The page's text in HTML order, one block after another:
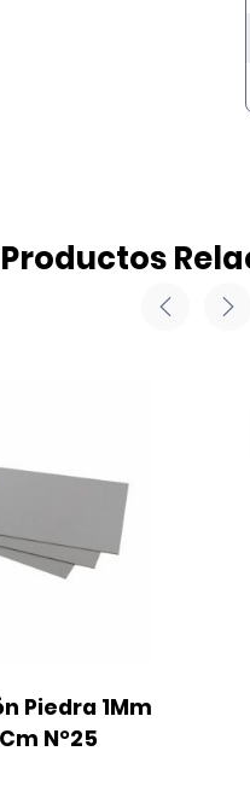
Productos
Piedra 1Mm
N°25